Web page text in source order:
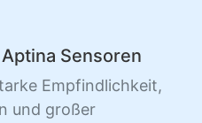
Sensoren
Empfindlichkeit,
und großer